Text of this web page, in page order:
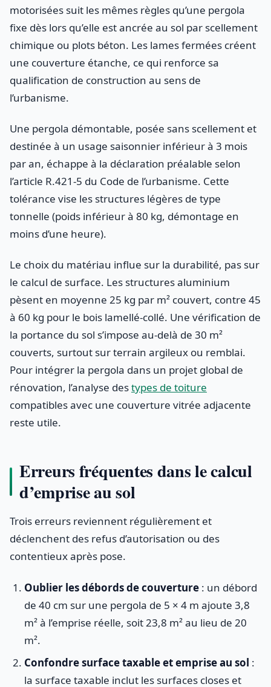
motorisées suit les mêmes règles qu’une pergola
fixe dès lors qu’elle est ancrée au sol par scellement
chimique ou plots béton. Les lames fermées créent
une couverture étanche, ce qui renforce sa
qualification de construction au sens de
l’urbanisme.
Une pergola démontable, posée sans scellement et
destinée à un usage saisonnier inférieur à 3 mois
par an, échappe à la déclaration préalable selon
l’article R.421-5 du Code de l’urbanisme. Cette
tolérance vise les structures légères de type
tonnelle (poids inférieur à 80 kg, démontage en
moins d’une heure).
Le choix du matériau influe sur la durabilité, pas sur
le calcul de surface. Les structures aluminium
pèsent en moyenne 25 kg par m² couvert, contre 45
à 60 kg pour le bois lamellé-collé. Une vérification de
la portance du sol s’impose au-delà de 30 m²
couverts, surtout sur terrain argileux ou remblai.
Pour intégrer la pergola dans un projet global de
rénovation, l’analyse destypes de toiture
compatibles avec une couverture vitrée adjacente
reste utile.
Erreurs fréquentes dans le calcul
d’emprise au sol
Trois erreurs reviennent régulièrement et
déclenchent des refus d’autorisation ou des
contentieux après pose.
Oublier les débords de couverture : un débord
de 40 cm sur une pergola de 5 × 4 m ajoute 3,8
m² à l’emprise réelle, soit 23,8 m² au lieu de 20
m².
Confondre surface taxable et emprise au sol :
la surface taxable inclut les surfaces closes et